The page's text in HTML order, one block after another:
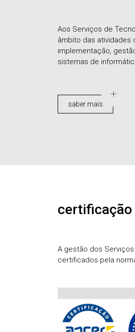
Aos Serviços de
âmbito das atividades
implementação,
sistemas de
saber mais
certificação
A gestão dos
certificados pela